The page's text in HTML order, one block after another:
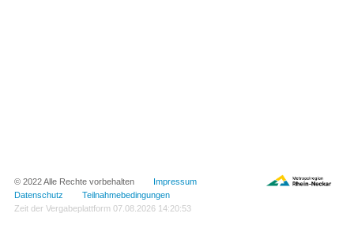
© 2022 Alle Rechte vorbehalten Impressum
Datenschutz
Teilnahmebedingungen
Zeit der Vergabeplattform 07.08.2026 14:20:53